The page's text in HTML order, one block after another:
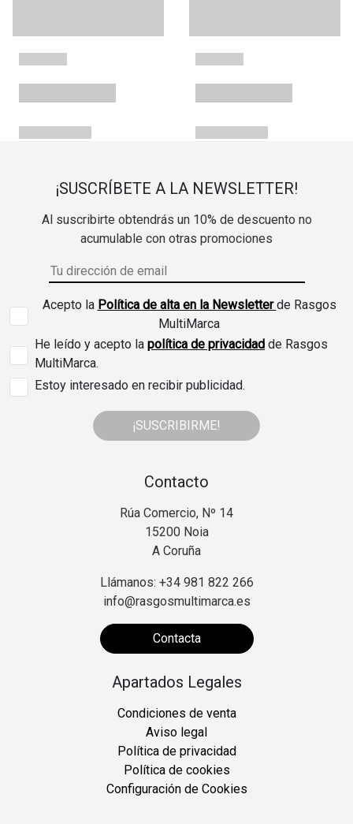
¡SUSCRÍBETE A LA NEWSLETTER!
Al suscribirte obtendrás un 10% de descuento no
acumulable con otras promociones
Acepto la Política de alta en la Newsletterde Rasgos
MultiMarca
He leído y acepto la política de privacidad de Rasgos
MultiMarca.
Estoy interesado en recibir publicidad.
¡SUSCRIBIRME!
Contacto
Rúa Comercio, Nº 14
15200 Noia
A Coruña
Llámanos: +34 981 822 266
info@rasgosmultimarca.es
Contacta
Apartados Legales
Condiciones de venta
Aviso legal
Política de privacidad
Política de cookies
Configuración de Cookies